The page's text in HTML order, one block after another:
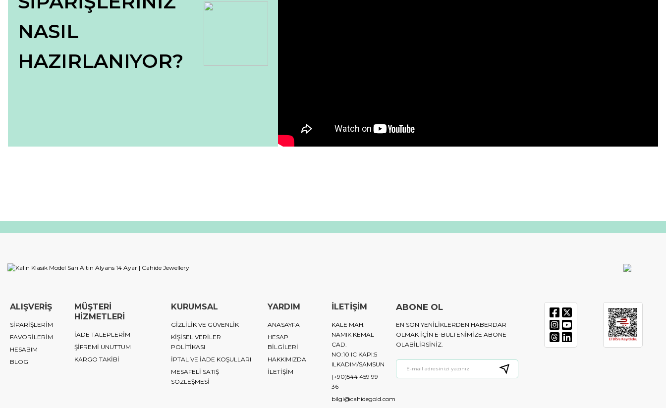
NASIL
HAZIRLANIYOR?
ALIŞVERİŞ
SİPARİŞLERİM
FAVORİLERİM
HESABIM
BLOG
MÜŞTERİ
HİZMETLERİ
İADE TALEPLERİM
ŞİFREMİ UNUTTUM
KARGO TAKİBİ
KURUMSAL
GİZLİLİK VE GÜVENLİK
KİŞİSEL VERİLER
POLİTİKASI
İPTAL VE İADE KOŞULLARI
MESAFELİ SATIŞ
SÖZLEŞMESİ
YARDIM
ANASAYFA
HESAP
BİLGİLERİ
HAKKIMIZDA
İLETİŞİM
İLETİŞİM
KALE MAH.
NAMIK KEMAL
CAD.
NO:10 IC KAPI:5
ILKADIM/SAMSUN
(+90)544 459 99
36
bilgi@cahidegold.com
ABONE OL
EN SON YENILIKLERDEN HABERDAR
OLMAK IÇIN E-BÜLTENIMIZE ABONE
OLABILIRSINIZ.